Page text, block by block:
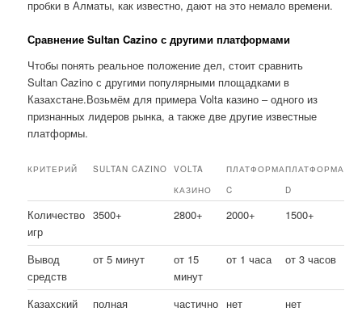
пробки в Алматы, как известно, дают на это немало времени.
Сравнение Sultan Cazino с другими платформами
Чтобы понять реальное положение дел, стоит сравнить
Sultan Cazino с другими популярными площадками в
Казахстане.Возьмём для примера Volta казино – одного из
признанных лидеров рынка, а также две другие известные
платформы.
КРИТЕРИЙ SULTAN CAZINO
VOLTA
КАЗИНО
ПЛАТФОРМА
C
ПЛАТФОРМА
D
Количество
игр
3500+ 2800+ 2000+ 1500+
Вывод
средств
от 5 минут
от 15
минут
от 1 часа от 3 часов
Казахский
полная
частично нет нет